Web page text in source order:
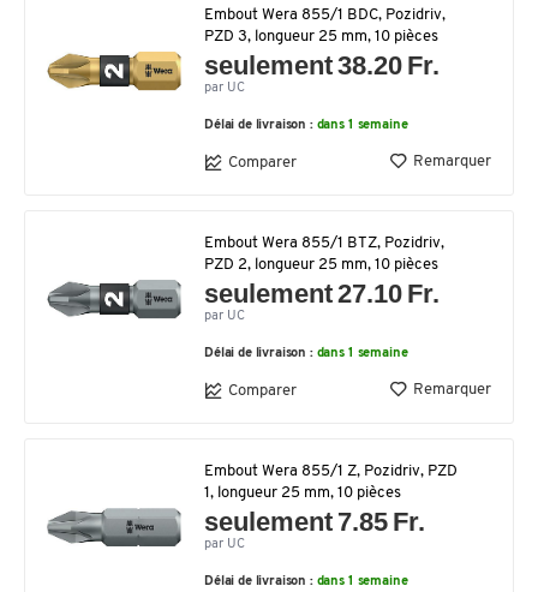
Embout Wera 855/1 BDC, Pozidriv,
PZD 3, longueur 25 mm, 10 pièces
seulement 38.20 Fr.
par UC
Délai de livraison : dans 1 semaine
Comparer Remarquer
Embout Wera 855/1 BTZ, Pozidriv,
PZD 2, longueur 25 mm, 10 pièces
seulement 27.10 Fr.
par UC
Délai de livraison : dans 1 semaine
Comparer Remarquer
Embout Wera 855/1 Z, Pozidriv, PZD
1, longueur 25 mm, 10 pièces
seulement 7.85 Fr.
par UC
Délai de livraison : dans 1 semaine